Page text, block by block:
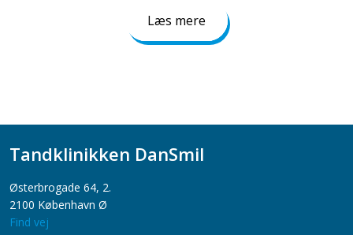
Læs mere
Tandklinikken DanSmil
​Østerbrogade 64, 2.
2100 København Ø
Find vej